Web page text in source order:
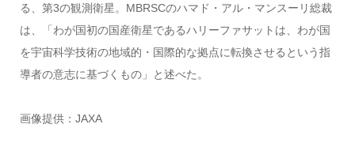
る、第3の観測衛星。MBRSCのハマド・アル・マンスーリ総裁
は、「わが国初の国産衛星であるハリーファサットは、わが国
を宇宙科学技術の地域的・国際的な拠点に転換させるという指
導者の意志に基づくもの」と述べた。
画像提供：JAXA